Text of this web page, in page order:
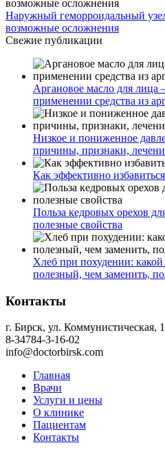
Наружный геморроидальный
возможные осложнения
Свежие публикации
Аргановое масло для
применении средства из
Низкое и пониженное
причины, признаки,
Как эффективно
Польза кедровых орехов
полезные свойства
Хлеб при похудении:
полезный, чем заменить,
Контакты
г. Бирск, ул. Коммунистическая,
8-34784-3-16-02
info@doctorbirsk.com
Главная
Врачи
Услуги и цены
О клинике
Пациентам
Контакты